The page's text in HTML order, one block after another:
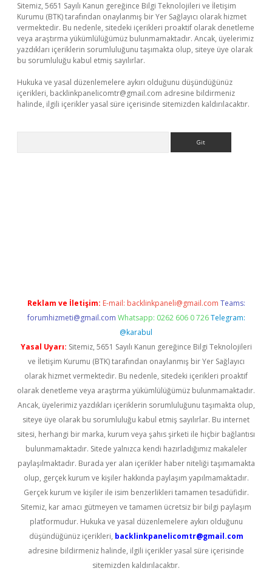
Sitemiz, 5651 Sayılı Kanun gereğince Bilgi Teknolojileri ve İletişim
Kurumu (BTK) tarafından onaylanmış bir Yer Sağlayıcı olarak hizmet
vermektedir. Bu nedenle, sitedeki içerikleri proaktif olarak denetleme
veya araştırma yükümlülüğümüz bulunmamaktadır. Ancak, üyelerimiz
yazdıkları içeriklerin sorumluluğunu taşımakta olup, siteye üye olarak
bu sorumluluğu kabul etmiş sayılırlar.
Hukuka ve yasal düzenlemelere aykırı olduğunu düşündüğünüz
içerikleri, backlinkpanelicomtr@gmail.com adresine bildirmeniz
halinde, ilgili içerikler yasal süre içerisinde sitemizden kaldırılacaktır.
Reklam ve İletişim: E-mail: backlinkpaneli@gmail.com Teams:
forumhizmeti@gmail.com Whatsapp: 0262 606 0 726 Telegram:
@karabul
Yasal Uyarı: Sitemiz, 5651 Sayılı Kanun gereğince Bilgi Teknolojileri
ve İletişim Kurumu (BTK) tarafından onaylanmış bir Yer Sağlayıcı
olarak hizmet vermektedir. Bu nedenle, sitedeki içerikleri proaktif
olarak denetleme veya araştırma yükümlülüğümüz bulunmamaktadır.
Ancak, üyelerimiz yazdıkları içeriklerin sorumluluğunu taşımakta olup,
siteye üye olarak bu sorumluluğu kabul etmiş sayılırlar. Bu internet
sitesi, herhangi bir marka, kurum veya şahıs şirketi ile hiçbir bağlantısı
bulunmamaktadır. Sitede yalnızca kendi hazırladığımız makaleler
paylaşılmaktadır. Burada yer alan içerikler haber niteliği taşımamakta
olup, gerçek kurum ve kişiler hakkında paylaşım yapılmamaktadır.
Gerçek kurum ve kişiler ile isim benzerlikleri tamamen tesadüfidir.
Sitemiz, kar amacı gütmeyen ve tamamen ücretsiz bir bilgi paylaşım
platformudur. Hukuka ve yasal düzenlemelere aykırı olduğunu
düşündüğünüz içerikleri, backlinkpanelicomtr@gmail.com
adresine bildirmeniz halinde, ilgili içerikler yasal süre içerisinde
sitemizden kaldırılacaktır.